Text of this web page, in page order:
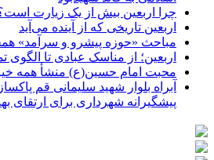
چرا اربعین بیش از یک زیارت
اربعین تاریخی که از آینده می‌آید
مباحث «حوزه پیشرو و سرآمد»
اربعین؛ از مناسک عبادی تا الگوی
محبت امام حسین(ع) منشأ همه
آبراه بلوار شهید سلیمانی قم
پیشگیرانه شهرداری برای ارتقای